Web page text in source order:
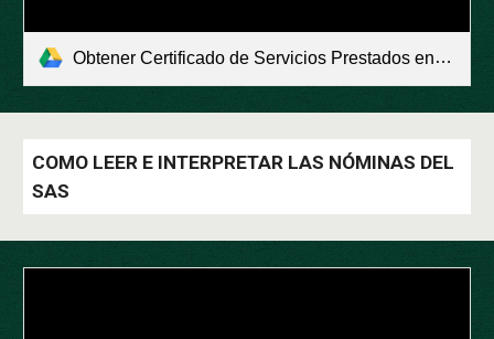
Obtener Certificado de Servicios Prestados en e-Atención al profesional.pdf
COMO LEER E INTERPRETAR LAS NÓMINAS DEL
SAS